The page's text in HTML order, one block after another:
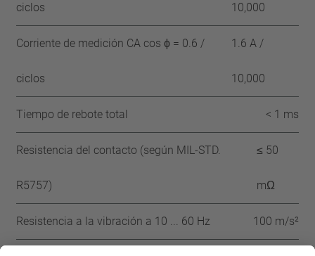
ciclos 10,000
Corriente de medición CA cos ϕ = 0.6 /
ciclos
1.6 A /
10,000
Tiempo de rebote total < 1 ms
Resistencia del contacto (según MIL-STD.
R5757)
≤ 50
mΩ
Resistencia a la vibración a 10 ... 60 Hz 100 m/s²